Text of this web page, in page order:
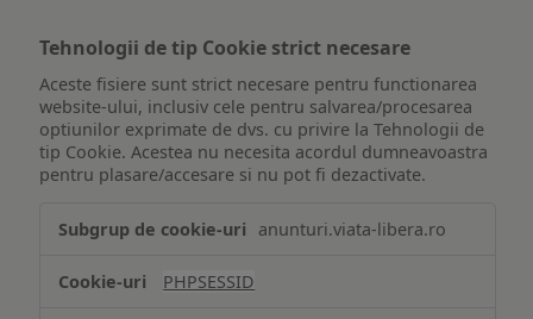
Tehnologii de tip Cookie strict necesare
Aceste fisiere sunt strict necesare pentru functionarea
website-ului, inclusiv cele pentru salvarea/procesarea
optiunilor exprimate de dvs. cu privire la Tehnologii de
tip Cookie. Acestea nu necesita acordul dumneavoastra
pentru plasare/accesare si nu pot fi dezactivate.
de
Cookie
anunturi.viata-libera.ro
PHPSESSID